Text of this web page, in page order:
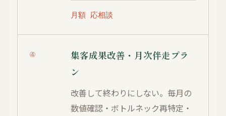
月額 応相談
④
集客成果改善・月次伴走プラ
ン
改善して終わりにしない。毎月の
数値確認・ボトルネック再特定・